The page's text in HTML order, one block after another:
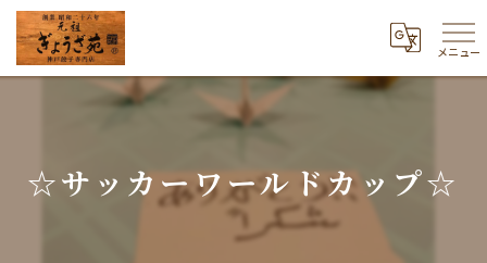
メニュー
☆サッカーワールドカップ☆